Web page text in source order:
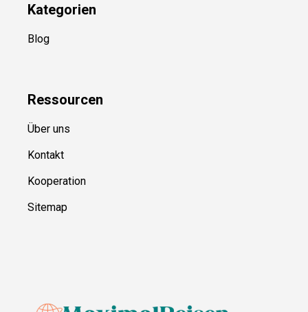
Kategorien
Blog
Ressourcen
Über uns
Kontakt
Kooperation
Sitemap